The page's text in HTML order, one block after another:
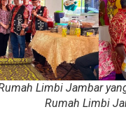
Limbi Jambar
Rumah Limbi